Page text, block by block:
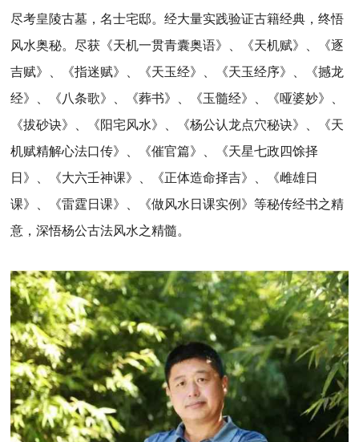
尽考皇陵古墓，名士宅邸。经大量实践验证古籍经典，终悟
风水奥秘。尽获《天机一贯青囊奥语》、《天机赋》、《逐
吉赋》、《指迷赋》、《天玉经》、《天玉经序》、《撼龙
经》、《八条歌》、《葬书》、《玉髓经》、《哑婆妙》、
《拔砂诀》、《阳宅风水》、《杨公认龙点穴秘诀》、《天
机赋精解心法口传》、《催官篇》、《天星七政四馀择
日》、《大六壬神课》、《正体造命择吉》、《雌雄日
课》、《雷霆日课》、《做风水日课实例》等秘传经书之精
意，深悟杨公古法风水之精髓。